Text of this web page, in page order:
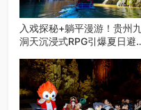
入戏探秘+躺平漫游！贵州
洞天沉浸式RPG引爆夏日避